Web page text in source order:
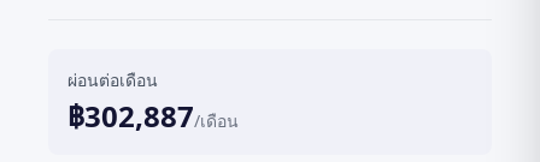
ผ่อนต่อเดือน
฿302,887/เดือน